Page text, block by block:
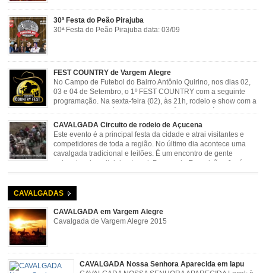
30ª Festa do Peão Pirajuba
30ª Festa do Peão Pirajuba data: 03/09
FEST COUNTRY de Vargem Alegre
No Campo de Futebol do Bairro Antônio Quirino, nos dias 02,
03 e 04 de Setembro, o 1º FEST COUNTRY com a seguinte
programação. Na sexta-feira (02), às 21h, rodeio e show com a
rodeio e shows com o Trio Pé de Cedro e o Trio […]
CAVALGADA Circuito de rodeio de Açucena
Este evento é a principal festa da cidade e atrai visitantes e
competidores de toda a região. No último dia acontece uma
cavalgada tradicional e leilões. É um encontro de gente
animada e hospitaleira. Local: Parque de Exposições José
Rosa Guimarães, Açucena Data: Setembro
CAVALGADAS
CAVALGADA em Vargem Alegre
Cavalgada de Vargem Alegre 2015
CAVALGADA Nossa Senhora Aparecida em Iapu